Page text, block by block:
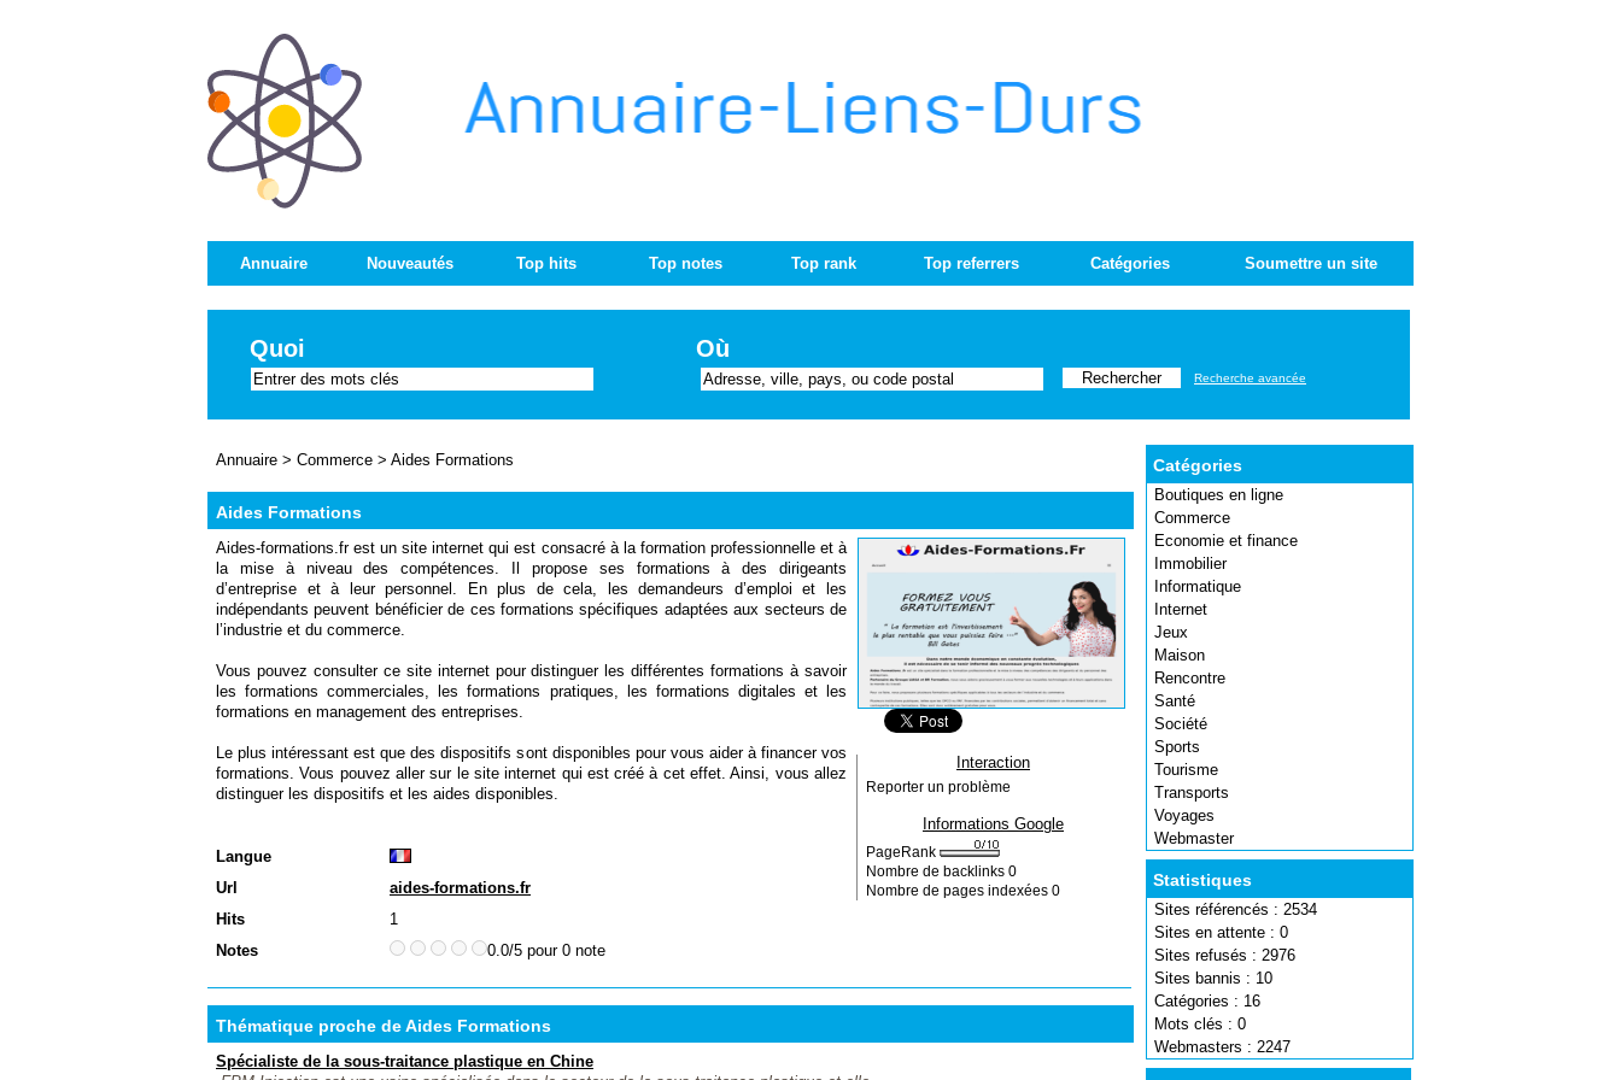
Annuaire Nouveautés Top hits Top notes Top rank Top referrers Catégories Soumettre un site
Quoi Où
Recherche avancée
Catégories
Boutiques en ligne
Commerce
Economie et finance
Immobilier
Informatique
Internet
Jeux
Maison
Rencontre
Santé
Société
Sports
Tourisme
Transports
Voyages
Webmaster
Statistiques
Sites référencés : 2534
Sites en attente : 0
Sites refusés : 2976
Sites bannis : 10
Catégories : 16
Mots clés : 0
Webmasters : 2247
Annuaire > Commerce > Aides Formations
Aides Formations
Aides-formations.fr est un site internet qui est consacré à la formation professionnelle et à
la mise à niveau des compétences. Il propose ses formations à des dirigeants
d’entreprise et à leur personnel. En plus de cela, les demandeurs d’emploi et les
indépendants peuvent bénéficier de ces formations spécifiques adaptées aux secteurs de
l’industrie et du commerce.
Vous pouvez consulter ce site internet pour distinguer les différentes formations à savoir
les formations commerciales, les formations pratiques, les formations digitales et les
formations en management des entreprises.
Le plus intéressant est que des dispositifs sont disponibles pour vous aider à financer vos
formations. Vous pouvez aller sur le site internet qui est créé à cet effet. Ainsi, vous allez
distinguer les dispositifs et les aides disponibles.
Langue
Url
aides-formations.fr
Hits
1
Notes
0.0/5 pour 0 note
Interaction
Reporter un problème
Informations Google
PageRank
Nombre de backlinks 0
Nombre de pages indexées 0
Thématique proche de Aides Formations
Spécialiste de la sous-traitance plastique en Chine